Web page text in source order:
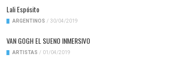
Lali Espósito
ARGENTINOS / 30/04/2019
VAN GOGH EL SUENO INMERSIVO
ARTISTAS / 01/04/2019